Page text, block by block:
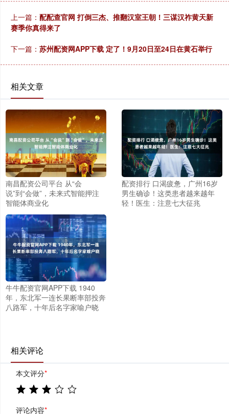
上一篇： 配配查官网 打倒三杰、推翻汉室王朝！三谋汉祚黄天新
赛季你真得来了
下一篇： 苏州配资网APP下载 定了！9月20日至24日在黄石举行
相关文章
南昌配资公司平台 从“会
说”到“会做”，未来式智能押注
智能体商业化
配资排行 口渴疲惫，广州16岁
男生确诊！这类患者越来越年
轻！医生：注意七大征兆
牛牛配资官网APP下载 1940
年，东北军一连长果断率部投奔
八路军，十年后名字家喻户晓
相关评论
本文评分*
评论内容*